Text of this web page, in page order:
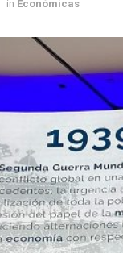
in Económicas